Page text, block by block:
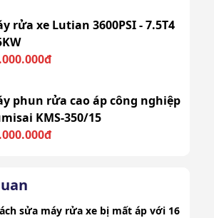
rửa xe Lutian 3600PSI - 7.5T4
phun rửa cao áp công nghiệp
KMS-350/15
sửa máy rửa xe bị mất áp với 16